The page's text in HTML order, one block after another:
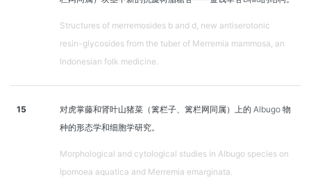
Structures of merremosides b and d, new antiserotonic
resin-glycosides from the tuber of Merremia mammosa, an
Indonesian folk medicine.
15
对虎掌藤和肾叶山猪菜（篱栏子、篱栏网同属）上的 Albugo 物
种的形态学和细胞学研究。
Morphological and cytological studies in Albugo species on
Ipomoea aquatica and Merremia emarginata.